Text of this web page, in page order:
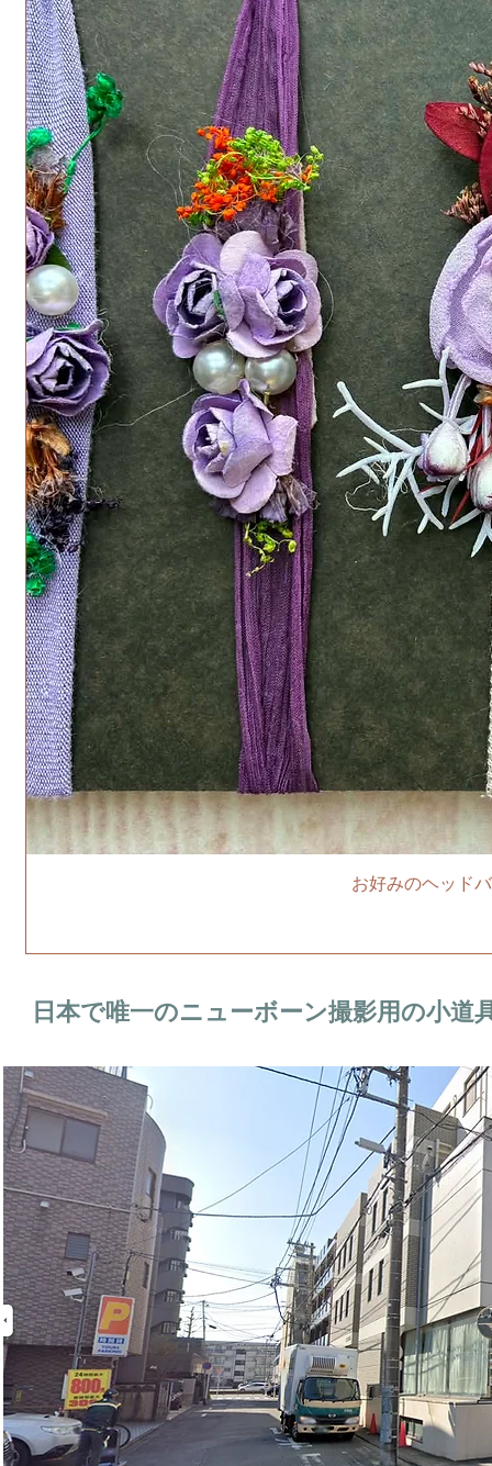
お好みのヘッド
日本で唯一のニューボーン撮影用の小道